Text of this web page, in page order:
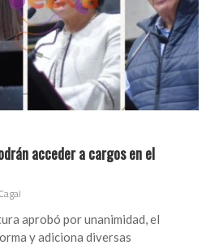
acceder a cargos en el
aprobó por unanimidad, el
y adiciona diversas